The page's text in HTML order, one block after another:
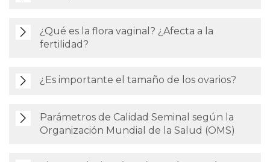
¿Qué es la flora vaginal? ¿Afecta a la
fertilidad?
¿Es importante el tamaño de los ovarios?
Parámetros de Calidad Seminal según la
Organización Mundial de la Salud (OMS)